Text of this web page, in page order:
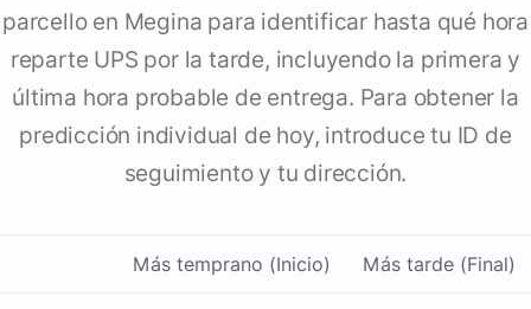
parcello en Megina para identificar hasta qué hora
reparte UPS por la tarde, incluyendo la primera y
última hora probable de entrega. Para obtener la
predicción individual de hoy, introduce tu ID de
seguimiento y tu dirección.
Más temprano (Inicio) Más tarde (Final)